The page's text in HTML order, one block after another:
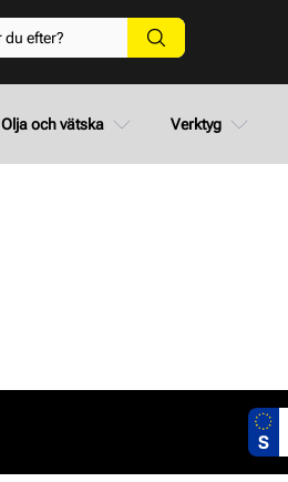
Olja och vätska Verktyg